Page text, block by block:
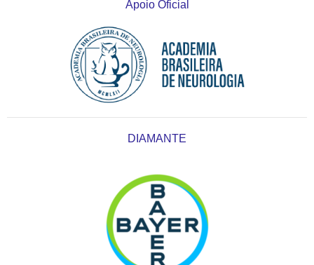
Apoio Oficial
DIAMANTE